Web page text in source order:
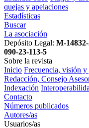
quejas y apelaciones
Estadísticas
Buscar
La asociación
Depósito Legal: M-14832-
090-23-113-5
Sobre la revista
Inicio Frecuencia, visión y
Redacción, Consejo
Indexación
Contacto
Números publicados
Autores/as
Usuarios/as